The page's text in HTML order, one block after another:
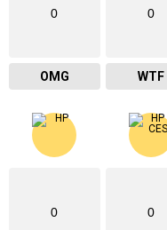
0
OMG
0
WTF
0 0